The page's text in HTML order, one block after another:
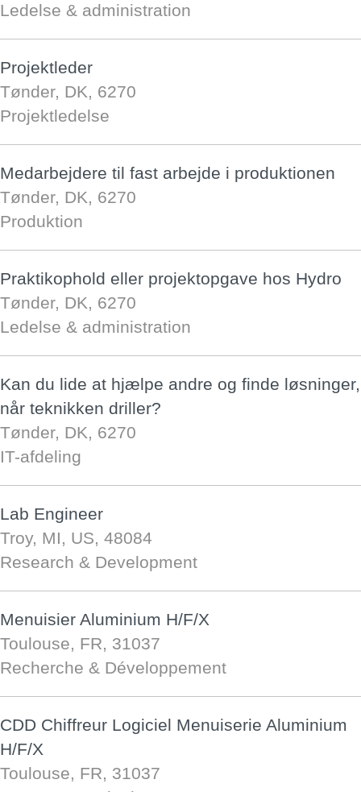
Ledelse & administration
Projektleder
Tønder, DK, 6270
Projektledelse
Medarbejdere til fast arbejde i produktionen
Tønder, DK, 6270
Produktion
Praktikophold eller projektopgave hos Hydro
Tønder, DK, 6270
Ledelse & administration
Kan du lide at hjælpe andre og finde løsninger,
når teknikken driller?
Tønder, DK, 6270
IT-afdeling
Lab Engineer
Troy, MI, US, 48084
Research & Development
Menuisier Aluminium H/F/X
Toulouse, FR, 31037
Recherche & Développement
CDD Chiffreur Logiciel Menuiserie Aluminium
H/F/X
Toulouse, FR, 31037